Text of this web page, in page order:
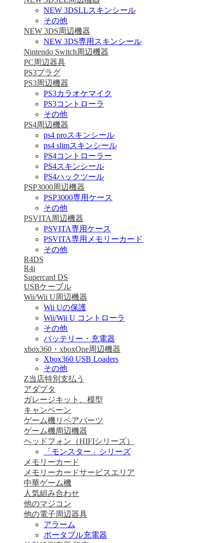
NEW 3DSLLスキンシール
その他
NEW 3DS周辺機器
NEW 3DS専用スキンシール
Nintendo Switch周辺機器
PC周辺器具
PS3プラグ
PS3周辺機器
PS3カラオケマイク
PS3コントローラ
その他
PS4周辺機器
ps4 proスキンシール
ps4 slimスキンシール
PS4コントローラー
PS4スキンシール
PS4ハックツール
PSP3000周辺機器
PSP3000専用ケース
その他
PSVITA周辺機器
PSVITA専用ケース
PSVITA専用メモリーカード
その他
R4DS
R4i
Supercard DS
USBケーブル
Wii/Wii U周辺機器
Wii Uの保護
Wii/Wii U コントローラ
その他
バッテリー・充電器
xbox360・xboxOne周辺機器
Xbox360 USB Loaders
その他
Z当店特別支払う
アダプタ
ガレージキット、模型
キャンペーン
ゲーム機リペアパーツ
ゲーム機周辺機器
ヘッドフォン（HIFIシリーズ）
「モンスター」シリーズ
メモリーカード
メモリーカードサービスエリア
中華ゲーム機
人気組み合わせ
他のマジコン
他の電子周辺器具
アラーム
ポータブル充電器